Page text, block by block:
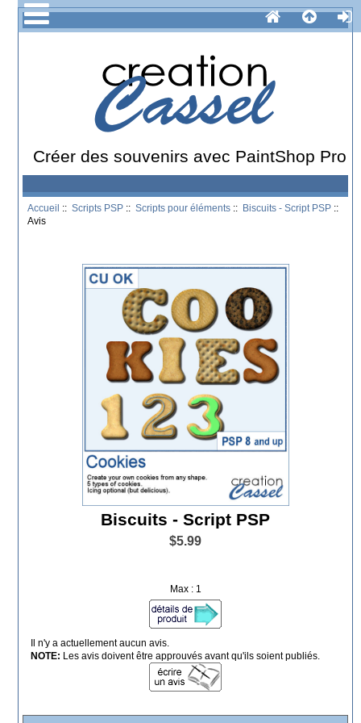
Créer des souvenirs avec PaintShop Pro
Accueil ::Scripts PSP ::Scripts pour éléments :: Biscuits - Script PSP ::
Avis
Biscuits - Script PSP
$5.99
Max : 1
Il n'y a actuellement aucun avis.
NOTE: Les avis doivent être approuvés avant qu'ils soient publiés.